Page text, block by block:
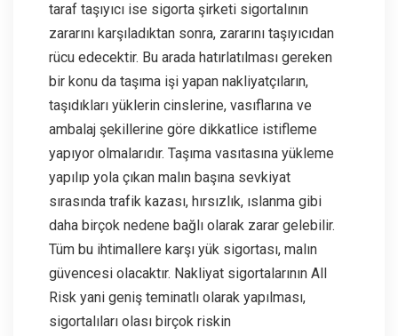
taraf taşıyıcı ise sigorta şirketi sigortalının
zararını karşıladıktan sonra, zararını taşıyıcıdan
rücu edecektir. Bu arada hatırlatılması gereken
bir konu da taşıma işi yapan nakliyatçıların,
taşıdıkları yüklerin cinslerine, vasıflarına ve
ambalaj şekillerine göre dikkatlice istifleme
yapıyor olmalarıdır. Taşıma vasıtasına yükleme
yapılıp yola çıkan malın başına sevkiyat
sırasında trafik kazası, hırsızlık, ıslanma gibi
daha birçok nedene bağlı olarak zarar gelebilir.
Tüm bu ihtimallere karşı yük sigortası, malın
güvencesi olacaktır. Nakliyat sigortalarının All
Risk yani geniş teminatlı olarak yapılması,
sigortalıları olası birçok riskin